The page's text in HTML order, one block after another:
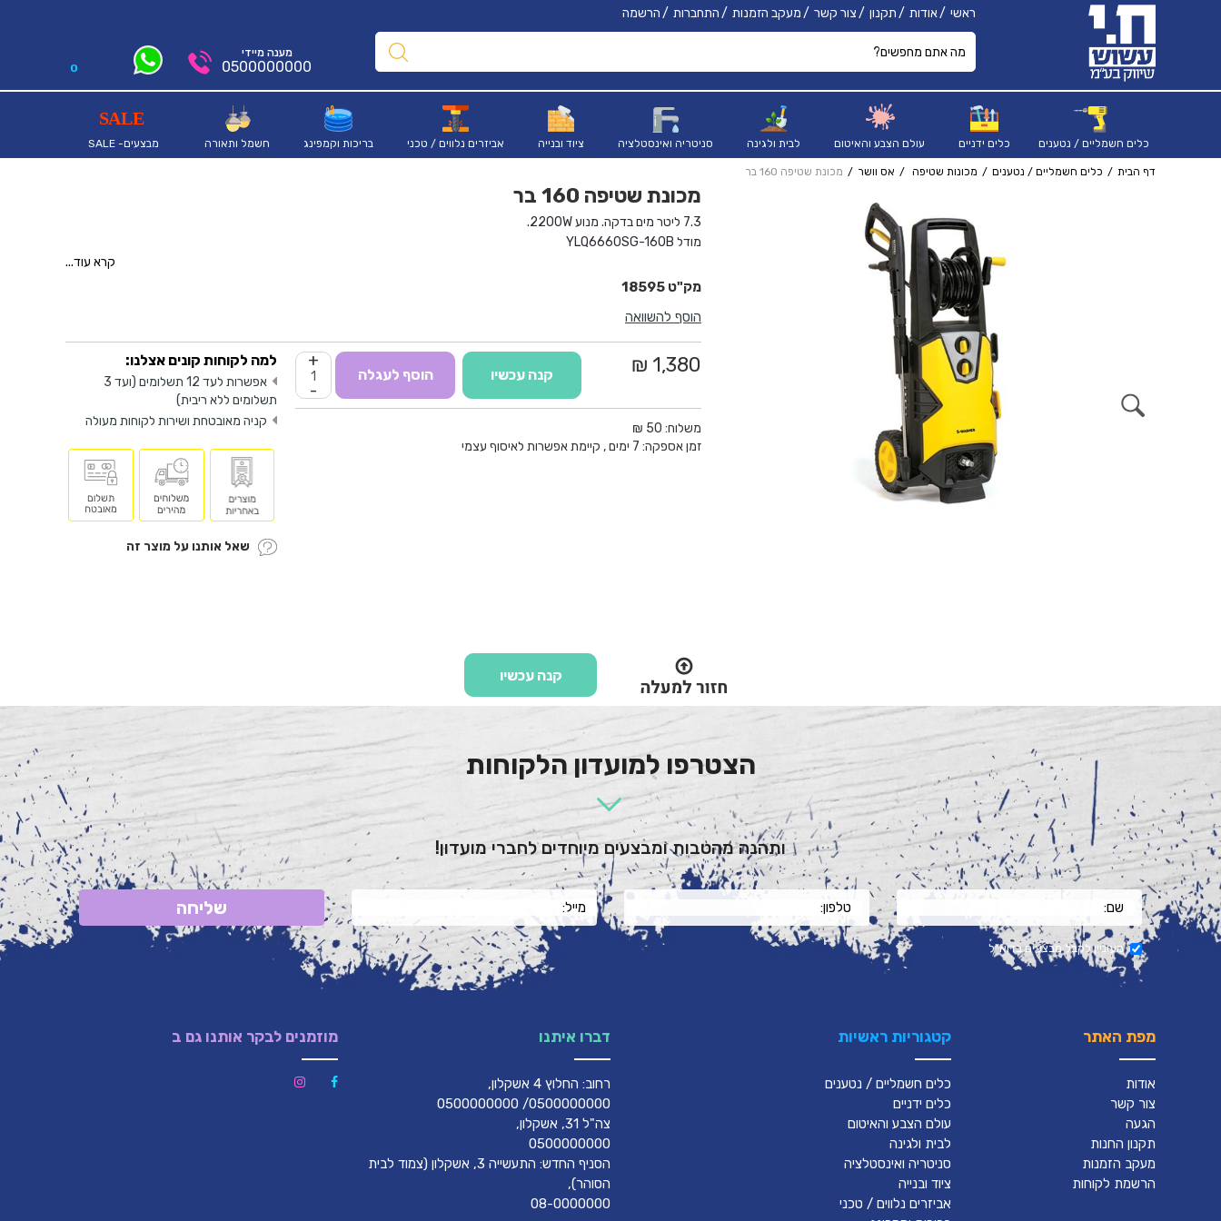
0
ראשי אודות תקנון צור קשר מעקב הזמנות התחברות הרשמה
כלים חשמליים / נטענים כלים ידניים עולם הצבע והאיטום לבית ולגינה סניטריה ואינסטלציה ציוד ובנייה אביזרים נלווים / טכני בריכות וקמפינג חשמל ותאורה מבצעים- SALE
מענה מיידי
0500000000
דף הבית כלים חשמליים / נטענים מכונות שטיפה אס וושר מכונת שטיפה 160 בר
מכונת שטיפה 160 בר
7.3 ליטר מים בדקה. מנוע 2200W.
מודל YLQ6660SG-160B
מנוע 2,200W IPX5
זרימת מים בעבודה (מקס’)L/Min 7.3טמפ’ מים (טווח מקס’)0-40 C°לחץ הזנת מים (מקס’)7
משקל כולל 20 ק"ג
קרא עוד...
הוסף להשוואה
1,380 ₪
-
+
הוסף לעגלה קנה עכשיו
משלוח: 50 ₪
זמן אספקה: 7 ימים, קיימת אפשרות לאיסוף עצמי
למה לקוחות קונים אצלנו:
אפשרות לעד 12 תשלומים (ועד 3
תשלומים ללא ריבית)
קניה מאובטחת ושירות לקוחות מעולה
שאל אותנו על מוצר זה
קנה עכשיו
הצטרפו למועדון הלקוחות
ותהנה מהטבות ומבצעים מיוחדים לחברי מועדון!
שליחה
מעוניין לקבל מבצעים בדוא"ל
מפת האתר
אודות
צור קשר
הגעה
תקנון החנות
מעקב הזמנות
הרשמת לקוחות
קטגוריות ראשיות
כלים חשמליים / נטענים
כלים ידניים
עולם הצבע והאיטום
לבית ולגינה
סניטריה ואינסטלציה
ציוד ובנייה
אביזרים נלווים / טכני
דברו איתנו
רחוב: החלוץ 4 אשקלון,
0500000000/ 0500000000
צה"ל 31, אשקלון,
0500000000
הסניף החדש: התעשייה 3, אשקלון (צמוד לבית
הסוהר),
08-0000000
מוזמנים לבקר אותנו גם ב